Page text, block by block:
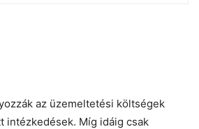
az üzemeltetési költségek
intézkedések. Míg idáig csak